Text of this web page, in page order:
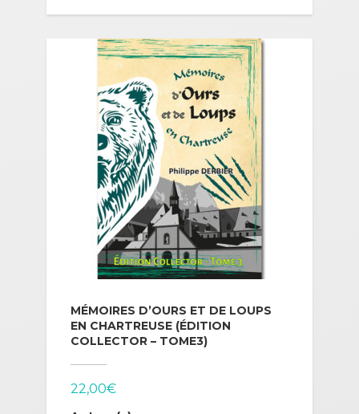
MÉMOIRES D’OURS ET DE LOUPS
EN CHARTREUSE (ÉDITION
COLLECTOR – TOME3)
22,00€